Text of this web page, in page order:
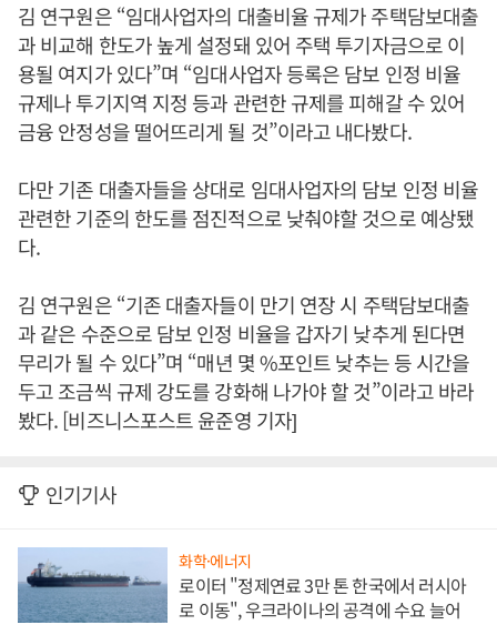
김 연구원은 “임대사업자의 대출비율 규제가 주택담보대출
과 비교해 한도가 높게 설정돼 있어 주택 투기자금으로 이
용될 여지가 있다”며 “임대사업자 등록은 담보 인정 비율
규제나 투기지역 지정 등과 관련한 규제를 피해갈 수 있어
금융 안정성을 떨어뜨리게 될 것”이라고 내다봤다.
다만 기존 대출자들을 상대로 임대사업자의 담보 인정 비율
관련한 기준의 한도를 점진적으로 낮춰야할 것으로 예상됐
다.
김 연구원은 “기존 대출자들이 만기 연장 시 주택담보대출
과 같은 수준으로 담보 인정 비율을 갑자기 낮추게 된다면
무리가 될 수 있다”며 “매년 몇 %포인트 낮추는 등 시간을
두고 조금씩 규제 강도를 강화해 나가야 할 것”이라고 바라
봤다. [비즈니스포스트 윤준영 기자]
인기기사
화학·에너지
로이터 "정제연료 3만 톤 한국에서 러시아
로 이동", 우크라이나의 공격에 수요 늘어